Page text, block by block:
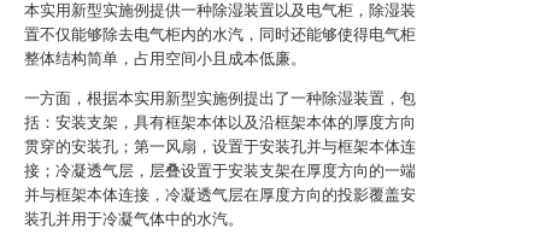
本实用新型实施例提供一种除湿装置以及电气柜，除湿装
置不仅能够除去电气柜内的水汽，同时还能够使得电气柜
整体结构简单，占用空间小且成本低廉。
一方面，根据本实用新型实施例提出了一种除湿装置，包
括：安装支架，具有框架本体以及沿框架本体的厚度方向
贯穿的安装孔；第一风扇，设置于安装孔并与框架本体连
接；冷凝透气层，层叠设置于安装支架在厚度方向的一端
并与框架本体连接，冷凝透气层在厚度方向的投影覆盖安
装孔并用于冷凝气体中的水汽。